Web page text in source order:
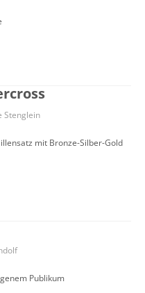
Stenglein
mit Bronze-Silber-Gold
Publikum